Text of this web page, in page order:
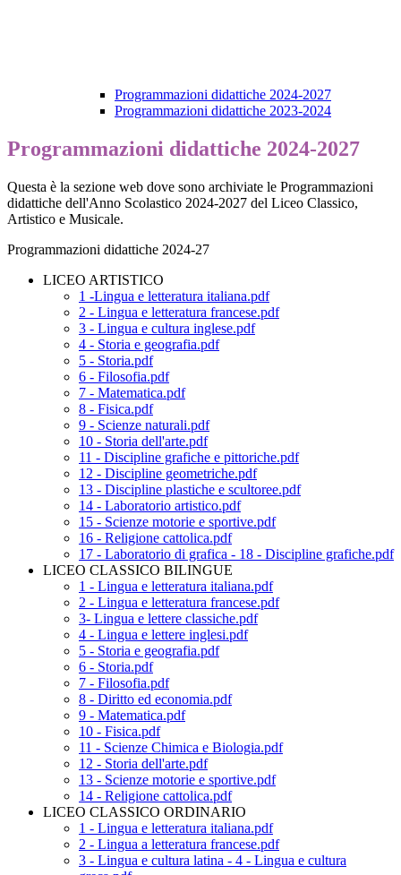
Programmazioni didattiche 2024-2027
Programmazioni didattiche 2023-2024
Programmazioni didattiche 2024-2027
Questa è la sezione web dove sono archiviate le Programmazioni
didattiche dell'Anno Scolastico 2024-2027 del Liceo Classico,
Artistico e Musicale.
Programmazioni didattiche 2024-27
LICEO ARTISTICO
1 -Lingua e letteratura italiana.pdf
2 - Lingua e letteratura francese.pdf
3 - Lingua e cultura inglese.pdf
4 - Storia e geografia.pdf
5 - Storia.pdf
6 - Filosofia.pdf
7 - Matematica.pdf
8 - Fisica.pdf
9 - Scienze naturali.pdf
10 - Storia dell'arte.pdf
11 - Discipline grafiche e pittoriche.pdf
12 - Discipline geometriche.pdf
13 - Discipline plastiche e scultoree.pdf
14 - Laboratorio artistico.pdf
15 - Scienze motorie e sportive.pdf
16 - Religione cattolica.pdf
17 - Laboratorio di grafica - 18 - Discipline grafiche.pdf
LICEO CLASSICO BILINGUE
1 - Lingua e letteratura italiana.pdf
2 - Lingua e letteratura francese.pdf
3- Lingua e lettere classiche.pdf
4 - Lingua e lettere inglesi.pdf
5 - Storia e geografia.pdf
6 - Storia.pdf
7 - Filosofia.pdf
8 - Diritto ed economia.pdf
9 - Matematica.pdf
10 - Fisica.pdf
11 - Scienze Chimica e Biologia.pdf
12 - Storia dell'arte.pdf
13 - Scienze motorie e sportive.pdf
14 - Religione cattolica.pdf
LICEO CLASSICO ORDINARIO
1 - Lingua e letteratura italiana.pdf
2 - Lingua a letteratura francese.pdf
3 - Lingua e cultura latina - 4 - Lingua e cultura